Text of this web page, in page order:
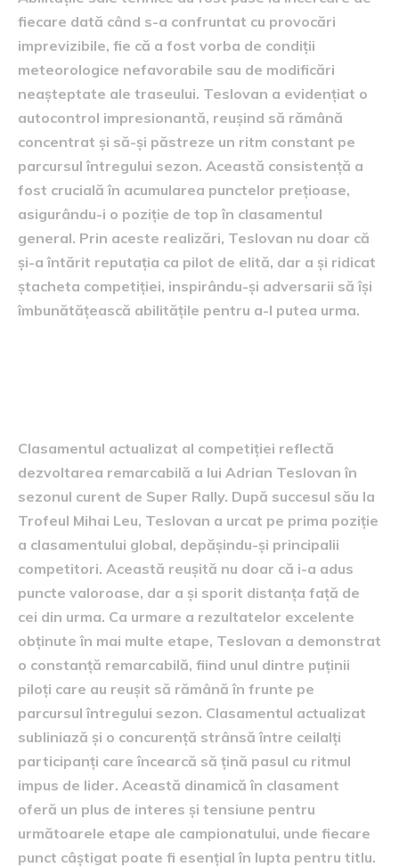
fiecare dată când s-a confruntat cu provocări
imprevizibile, fie că a fost vorba de condiții
meteorologice nefavorabile sau de modificări
neașteptate ale traseului. Teslovan a evidențiat o
autocontrol impresionantă, reușind să rămână
concentrat și să-și păstreze un ritm constant pe
parcursul întregului sezon. Această consistență a
fost crucială în acumularea punctelor prețioase,
asigurându-i o poziție de top în clasamentul
general. Prin aceste realizări, Teslovan nu doar că
și-a întărit reputația ca pilot de elită, dar a și ridicat
ștacheta competiției, inspirându-și adversarii să își
îmbunătățească abilitățile pentru a-l putea urma.
Clasamentul actualizat al competiției reflectă
dezvoltarea remarcabilă a lui Adrian Teslovan în
sezonul curent de Super Rally. După succesul său la
Trofeul Mihai Leu, Teslovan a urcat pe prima poziție
a clasamentului global, depășindu-și principalii
competitori. Această reușită nu doar că i-a adus
puncte valoroase, dar a și sporit distanța față de
cei din urma. Ca urmare a rezultatelor excelente
obținute în mai multe etape, Teslovan a demonstrat
o constanță remarcabilă, fiind unul dintre puținii
piloți care au reușit să rămână în frunte pe
parcursul întregului sezon. Clasamentul actualizat
subliniază și o concurență strânsă între ceilalți
participanți care încearcă să țină pasul cu ritmul
impus de lider. Această dinamică în clasament
oferă un plus de interes și tensiune pentru
următoarele etape ale campionatului, unde fiecare
punct câștigat poate fi esențial în lupta pentru titlu.